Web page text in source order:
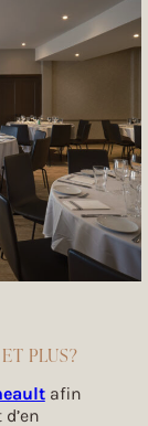
PLUS?
afin